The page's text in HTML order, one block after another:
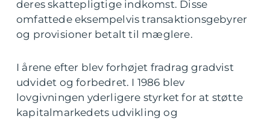
deres skattepligtige indkomst. Disse
omfattede eksempelvis transaktionsgebyrer
og provisioner betalt til mæglere.
I årene efter blev forhøjet fradrag gradvist
udvidet og forbedret. I 1986 blev
lovgivningen yderligere styrket for at støtte
kapitalmarkedets udvikling og